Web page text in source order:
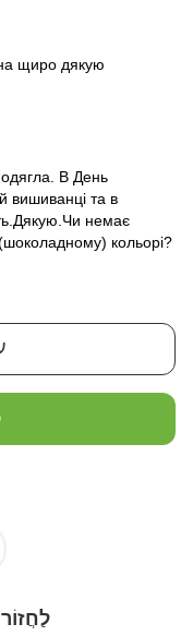
щиро дякую
В День
вишиванці та в
немає
кольорі?
לַחֲזוֹר